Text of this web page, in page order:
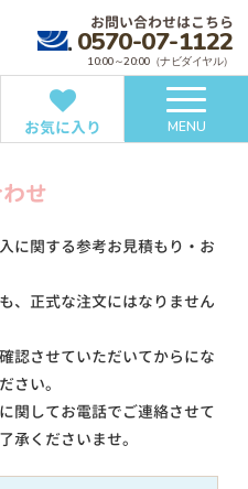
お問い合わせはこちら
0570-07-1122
10:00～20:00（ナビダイヤル）
お気に入り MENU
せ
に関する参考お見積もり・お
、正式な注文にはなりません
認させていただいてからにな
さい。
関してお電話でご連絡させて
承くださいませ。